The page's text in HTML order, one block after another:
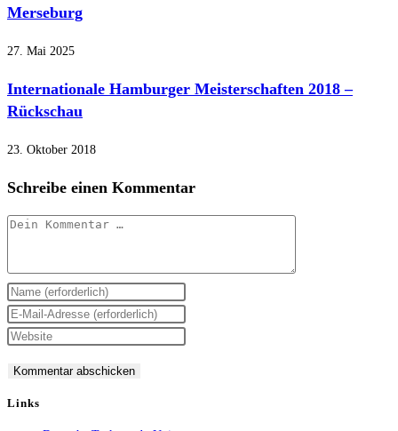
Merseburg
27. Mai 2025
Internationale Hamburger Meisterschaften 2018 –
Rückschau
23. Oktober 2018
Schreibe einen Kommentar
Kommentar
Gib
deinen
Namen
Benutzernamen
zum
Gib
deine
Mail-
Adresse
Gib
Website-
URL
Links